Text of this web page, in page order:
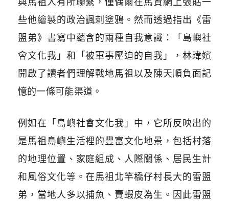
些他繪製的政治諷刺塗鴉。然而透過指出《雷
盟弟》書寫中蘊含的兩種自我意識：「島嶼社
會文化我」和「被軍事壓迫的自我」，林瑋嬪
開啟了讀者們理解戰地馬祖以及陳天順負面記
憶的一條可能渠道。
例如在「島嶼社會文化我」中，它所反映出的
是馬祖島嶼生活裡的豐富文化地景，包括村落
的地理位置、家庭組成、人際關係、居民生計
和風俗文化等。在馬祖北竿橋仔村長大的雷盟
弟，當地人多以捕魚、賣蝦皮為生。因此雷盟